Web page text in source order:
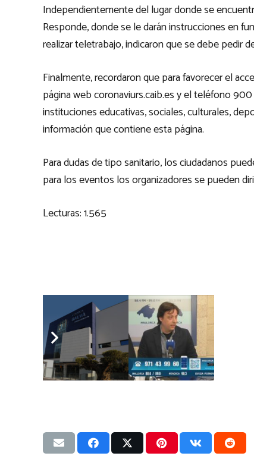
Independientemente del lugar donde se
Responde, donde se le darán instrucciones en
realizar teletrabajo, indicaron que se debe pedir
Finalmente, recordaron que para favorecer el
página web coronaviurs.caib.es y el teléfono
instituciones educativas, sociales, culturales,
información que contiene esta página.
Para dudas de tipo sanitario, los ciudadanos
para los eventos los organizadores se pueden
Lecturas:1.565